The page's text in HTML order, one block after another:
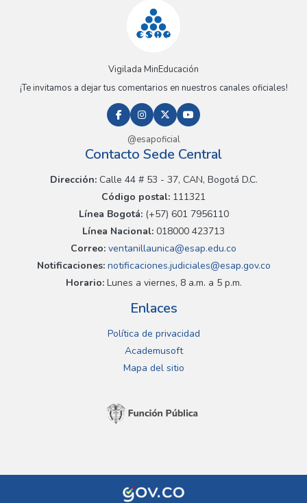
Vigilada MinEducación
¡Te invitamos a dejar tus comentarios en nuestros canales oficiales!
@esapoficial
Contacto Sede Central
Dirección:Calle 44 # 53 - 37, CAN, Bogotá D.C.
Código postal: 111321
Línea Bogotá:(+57) 601 7956110
Línea Nacional: 018000 423713
Correo: ventanillaunica@esap.edu.co
Notificaciones:notificaciones.judiciales@esap.gov.co
Horario:Lunes a viernes, 8 a.m. a 5 p.m.
Enlaces
Política de privacidad
Academusoft
Mapa del sitio